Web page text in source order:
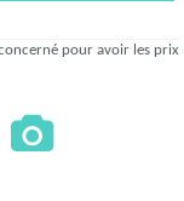
pour avoir les prix